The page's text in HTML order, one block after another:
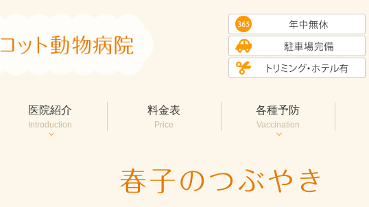
医院紹介
Introduction
料金表
Price
各種予防
Vaccination
春子のつぶやき